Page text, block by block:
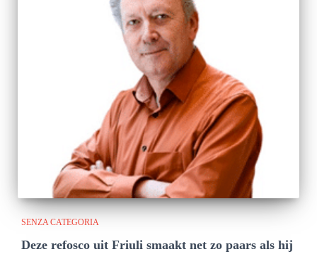
SENZA CATEGORIA
Deze refosco uit Friuli smaakt net zo paars als hij